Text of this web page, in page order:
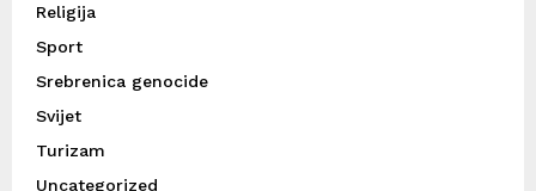
Religija
Sport
Srebrenica genocide
Svijet
Turizam
Uncategorized